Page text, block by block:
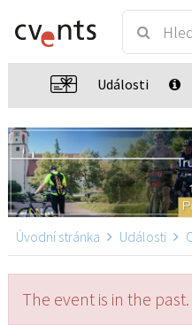
Události
Úvodní stránka Události
The event is in the past.